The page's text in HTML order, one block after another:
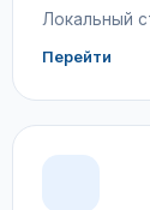
Локальный
Перейти